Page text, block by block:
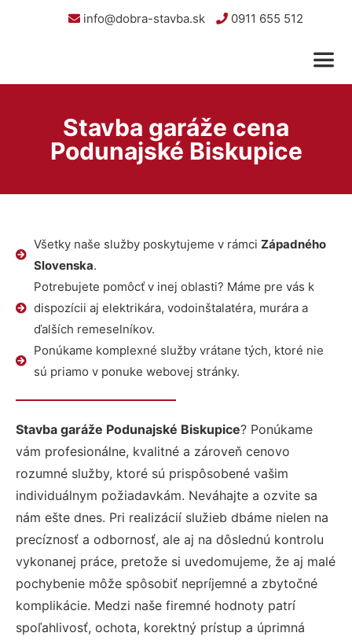
info@dobra-stavba.sk 0911 655 512
Stavba garáže cena
Podunajské Biskupice
Všetky naše služby poskytujeme v rámci Západného
Slovenska.
Potrebujete pomôcť v inej oblasti? Máme pre vás k
dispozícii aj elektrikára, vodoinštalatéra, murára a
ďalších remeselníkov.
Ponúkame komplexné služby vrátane tých, ktoré nie
sú priamo v ponuke webovej stránky.
Stavba garáže Podunajské Biskupice? Ponúkame
vám profesionálne, kvalitné a zároveň cenovo
rozumné služby, ktoré sú prispôsobené vašim
individuálnym požiadavkám. Neváhajte a ozvite sa
nám ešte dnes. Pri realizácií služieb dbáme nielen na
precíznosť a odbornosť, ale aj na dôslednú kontrolu
vykonanej práce, pretože si uvedomujeme, že aj malé
pochybenie môže spôsobiť nepríjemné a zbytočné
komplikácie. Medzi naše firemné hodnoty patrí
spoľahlivosť, ochota, korektný prístup a úprimná